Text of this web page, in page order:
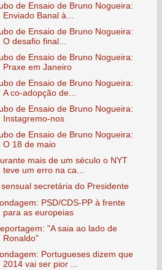
de Ensaio de Bruno Nogueira:
Enviado Banal à...
de Ensaio de Bruno Nogueira:
O desafio final...
de Ensaio de Bruno Nogueira:
Praxe em Janeiro
de Ensaio de Bruno Nogueira:
A co-adopção de...
de Ensaio de Bruno Nogueira:
Instagremo-nos
de Ensaio de Bruno Nogueira:
O 18 de maio
mais de um século o NYT
teve um erro na ca...
sensual secretária do Presidente
PSD/CDS-PP à frente
para as europeias
"A saia ao lado de
Ronaldo"
Portugueses dizem que
2014 vai ser pior ...